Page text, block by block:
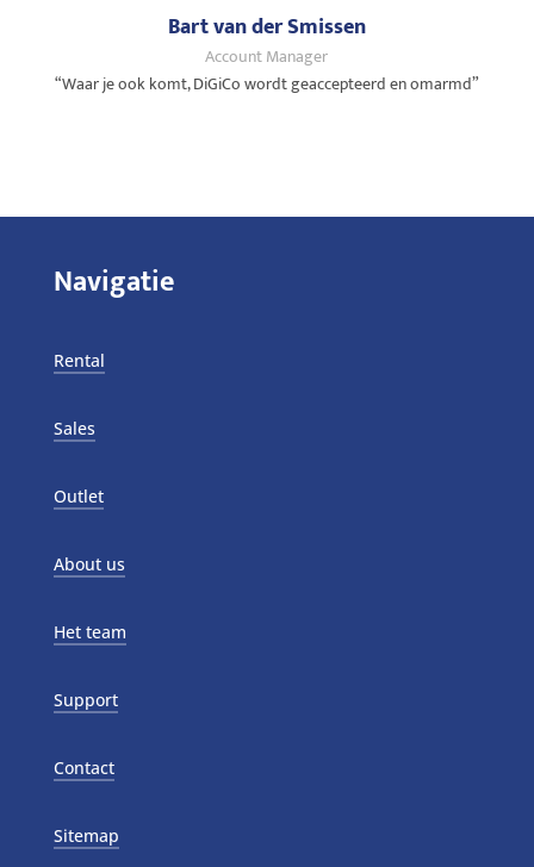
Bart van der Smissen
Account Manager
“Waar je ook komt, DiGiCo wordt geaccepteerd en omarmd”
Navigatie
Rental
Sales
Outlet
About us
Het team
Support
Contact
Sitemap